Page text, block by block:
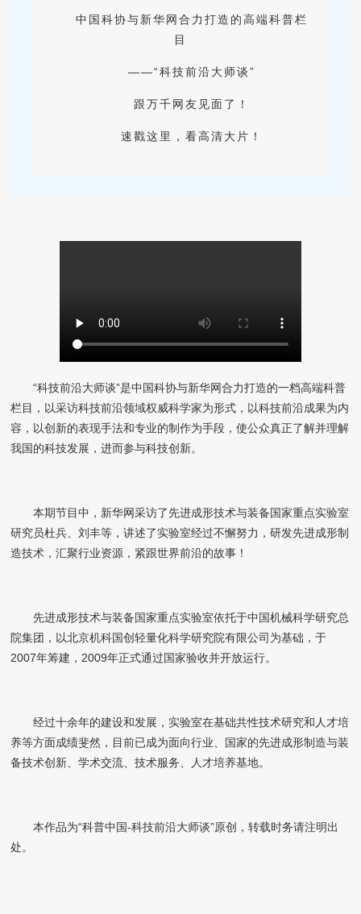
中国科协与新华网合力打造的高端科普栏
目
——“科技前沿大师谈”
跟万千网友见面了！
速戳这里，看高清大片！
“科技前沿大师谈”是中国科协与新华网合力打造的一档高端科普
栏目，以采访科技前沿领域权威科学家为形式，以科技前沿成果为内
容，以创新的表现手法和专业的制作为手段，使公众真正了解并理解
我国的科技发展，进而参与科技创新。
本期节目中，新华网采访了先进成形技术与装备国家重点实验室
研究员杜兵、刘丰等，讲述了实验室经过不懈努力，研发先进成形制
造技术，汇聚行业资源，紧跟世界前沿的故事！
先进成形技术与装备国家重点实验室依托于中国机械科学研究总
院集团，以北京机科国创轻量化科学研究院有限公司为基础，于
2007年筹建，2009年正式通过国家验收并开放运行。
经过十余年的建设和发展，实验室在基础共性技术研究和人才培
养等方面成绩斐然，目前已成为面向行业、国家的先进成形制造与装
备技术创新、学术交流、技术服务、人才培养基地。
本作品为“科普中国-科技前沿大师谈”原创，转载时务请注明出
处。